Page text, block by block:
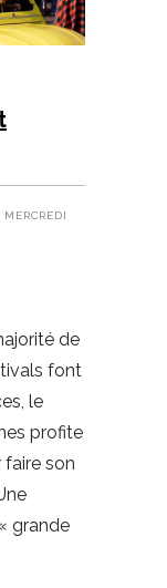
MERCREDI
de
font
le
profite
faire son
grande